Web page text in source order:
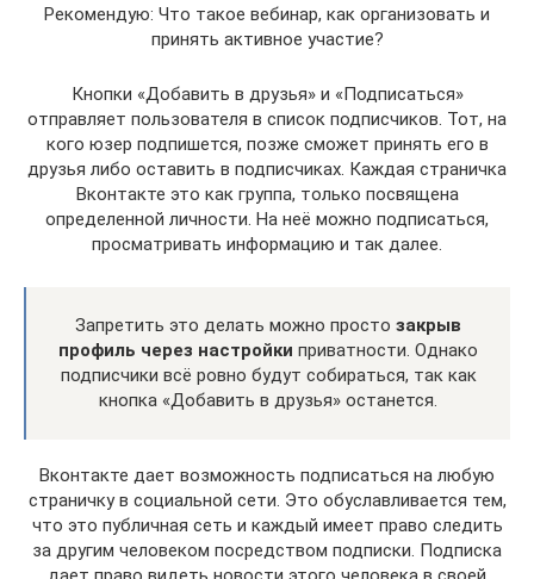
Рекомендую: Что такое вебинар, как организовать и
принять активное участие?
Кнопки «Добавить в друзья» и «Подписаться»
отправляет пользователя в список подписчиков. Тот, на
кого юзер подпишется, позже сможет принять его в
друзья либо оставить в подписчиках. Каждая страничка
Вконтакте это как группа, только посвящена
определенной личности. На неё можно подписаться,
просматривать информацию и так далее.
Запретить это делать можно просто закрыв
профиль через настройки приватности. Однако
подписчики всё ровно будут собираться, так как
кнопка «Добавить в друзья» останется.
Вконтакте дает возможность подписаться на любую
страничку в социальной сети. Это обуславливается тем,
что это публичная сеть и каждый имеет право следить
за другим человеком посредством подписки. Подписка